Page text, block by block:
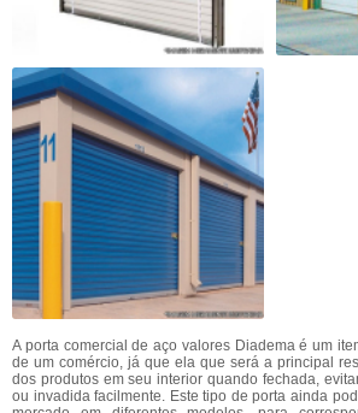
A porta comercial de aço valores Diadema é um
de um comércio, já que ela que será a principal
dos produtos em seu interior quando fechada,
ou invadida facilmente. Este tipo de porta ainda